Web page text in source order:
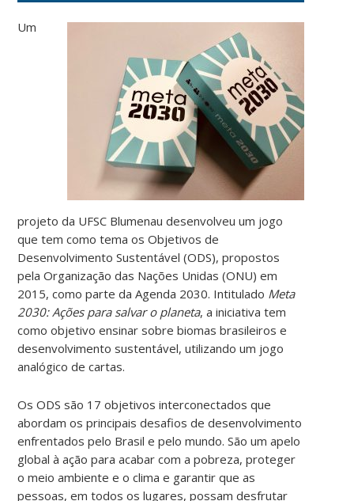
Um
projeto da UFSC Blumenau desenvolveu um jogo
que tem como tema os Objetivos de
Desenvolvimento Sustentável (ODS), propostos
pela Organização das Nações Unidas (ONU) em
2015, como parte da Agenda 2030. Intitulado Meta
2030: Ações para salvar o planeta, a iniciativa tem
como objetivo ensinar sobre biomas brasileiros e
desenvolvimento sustentável, utilizando um jogo
analógico de cartas.
Os ODS são 17 objetivos interconectados que
abordam os principais desafios de desenvolvimento
enfrentados pelo Brasil e pelo mundo. São um apelo
global à ação para acabar com a pobreza, proteger
o meio ambiente e o clima e garantir que as
pessoas, em todos os lugares, possam desfrutar